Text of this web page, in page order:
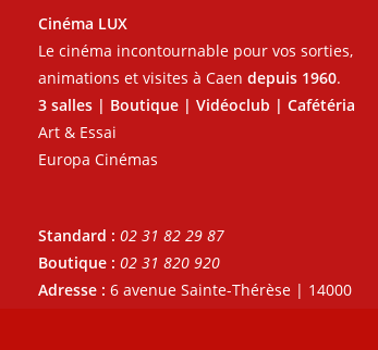
Cinéma LUX
Le cinéma incontournable pour vos sorties,
animations et visites à Caen depuis 1960.
3 salles | Boutique | Vidéoclub | Cafétéria
Art & Essai
Europa Cinémas
Standard : 02 31 82 29 87
Boutique : 02 31 820 920
Adresse : 6 avenue Sainte-Thérèse | 14000